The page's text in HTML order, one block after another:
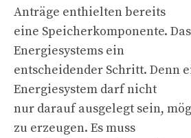
Anträge enthielten bereits
eine Speicherkomponente.
Energiesystems ein
entscheidender Schritt. Denn
Energiesystem darf nicht
nur darauf ausgelegt sein,
zu erzeugen. Es muss